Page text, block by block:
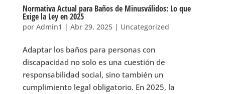
Normativa Actual para Baños de Minusválidos: Lo que
Exige la Ley en 2025
por Admin1 | Abr 29, 2025| Uncategorized
Adaptar los baños para personas con
discapacidad no solo es una cuestión de
responsabilidad social, sino también un
cumplimiento legal obligatorio. En 2025, la